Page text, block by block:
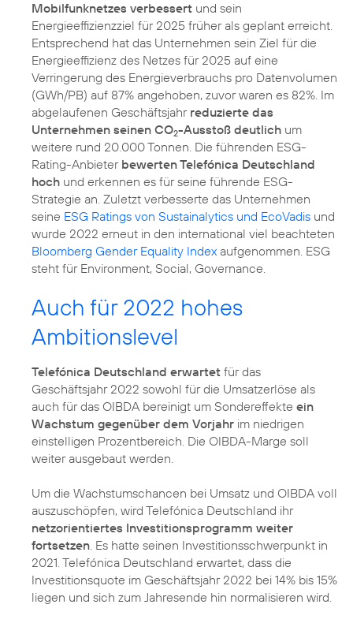
Mobilfunknetzes verbessert und sein
Energieeffizienzziel für 2025 früher als geplant erreicht.
Entsprechend hat das Unternehmen sein Ziel für die
Energieeffizienz des Netzes für 2025 auf eine
Verringerung des Energieverbrauchs pro Datenvolumen
(GWh/PB) auf 87% angehoben, zuvor waren es 82%. Im
abgelaufenen Geschäftsjahr reduzierte das
Unternehmen seinen CO2-Ausstoß deutlich um
weitere rund 20.000 Tonnen. Die führenden ESG-
Rating-Anbieter bewerten Telefónica Deutschland
hoch und erkennen es für seine führende ESG-
Strategie an. Zuletzt verbesserte das Unternehmen
seine ESG Ratings von Sustainalytics und EcoVadis und
wurde 2022 erneut in den international viel beachteten
Bloomberg Gender Equality Index aufgenommen. ESG
steht für Environment, Social, Governance.
Auch für 2022 hohes
Ambitionslevel
Telefónica Deutschland erwartet für das
Geschäftsjahr 2022 sowohl für die Umsatzerlöse als
auch für das OIBDA bereinigt um Sondereffekte ein
Wachstum gegenüber dem Vorjahr im niedrigen
einstelligen Prozentbereich. Die OIBDA-Marge soll
weiter ausgebaut werden.
Um die Wachstumschancen bei Umsatz und OIBDA voll
auszuschöpfen, wird Telefónica Deutschland ihr
netzorientiertes Investitionsprogramm weiter
fortsetzen. Es hatte seinen Investitionsschwerpunkt in
2021. Telefónica Deutschland erwartet, dass die
Investitionsquote im Geschäftsjahr 2022 bei 14% bis 15%
liegen und sich zum Jahresende hin normalisieren wird.